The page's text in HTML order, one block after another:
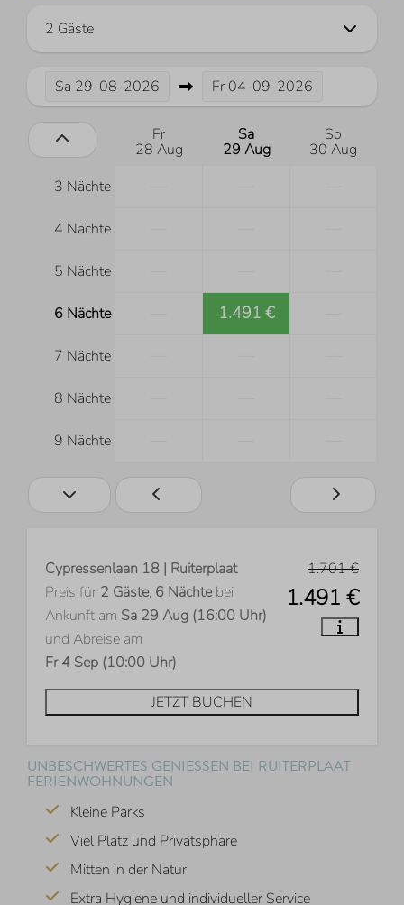
2 Gäste
Sa 29-08-2026 Fr 04-09-2026
Fr
28 Aug
Sa
29 Aug
So
30 Aug
3 Nächte
4 Nächte
5 Nächte
6 Nächte 1.491 €
7 Nächte
8 Nächte
9 Nächte
1.701 €
1.491 €
Cypressenlaan 18 | Ruiterplaat
Preis für 2 Gäste, 6 Nächtebei
Ankunft am Sa 29 Aug (16:00 Uhr)
und Abreise am
Fr 4 Sep (10:00 Uhr)
JETZT BUCHEN
UNBESCHWERTES GENIESSEN BEI RUITERPLAAT F
ERIENWOHNUNGEN
Kleine Parks
Viel Platz und Privatsphäre
Mitten in der Natur
Extra Hygiene und individueller Service